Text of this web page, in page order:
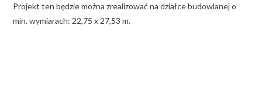
Projekt ten będzie można zrealizować na działce budowlanej o
min. wymiarach: 22,75 x 27,53 m.